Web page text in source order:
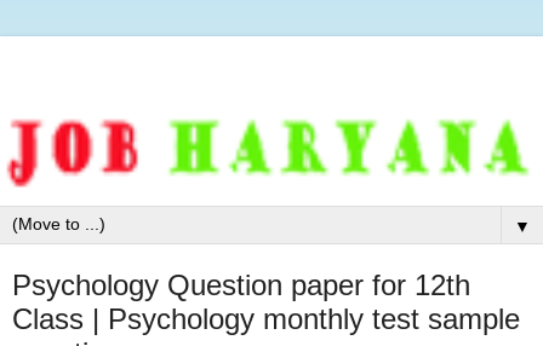
▼
Psychology Question paper for 12th
Class | Psychology monthly test sample